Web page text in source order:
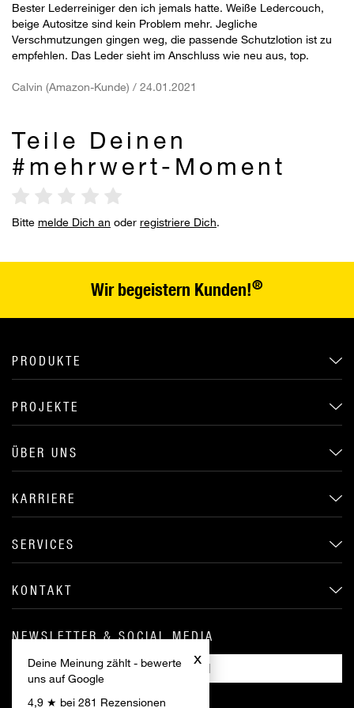
x
Deine Meinung zählt - bewerte
uns auf Google
4,9 ★ bei 281 Rezensionen
Bester Lederreiniger den ich jemals hatte. Weiße Ledercouch,
beige Autositze sind kein Problem mehr. Jegliche
Verschmutzungen gingen weg, die passende Schutzlotion ist zu
empfehlen. Das Leder sieht im Anschluss wie neu aus, top.
Calvin (Amazon-Kunde) / 24.01.2021
Teile Deinen
#mehrwert-Moment
Bitte melde Dich an oder registriere Dich.
Wir begeistern Kunden!®
PRODUKTE
PROJEKTE
ÜBER UNS
KARRIERE
SERVICES
KONTAKT
NEWSLETTER & SOCIAL MEDIA
ANMELDEN